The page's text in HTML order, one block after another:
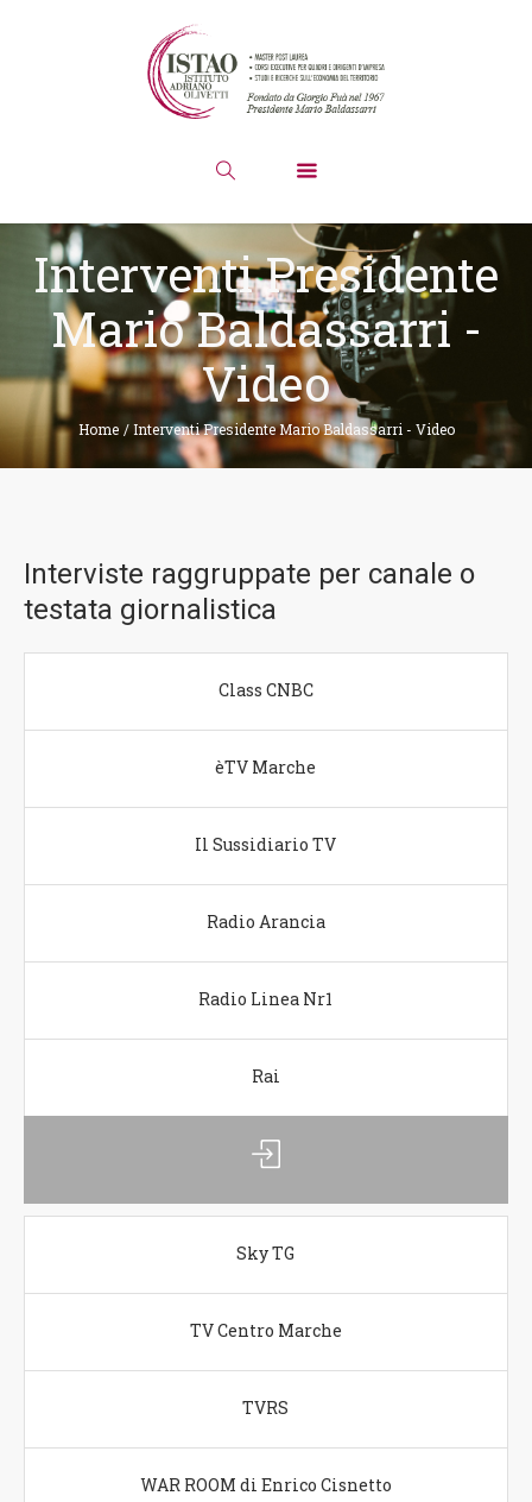
Interventi Presidente
Mario Baldassarri -
Video
Home /Interventi Presidente Mario Baldassarri - Video
Interviste raggruppate per canale o
testata giornalistica
Class CNBC
èTV Marche
Il Sussidiario TV
Radio Arancia
Radio Linea Nr1
Rai
Sky TG
TV Centro Marche
TVRS
WAR ROOM di Enrico Cisnetto